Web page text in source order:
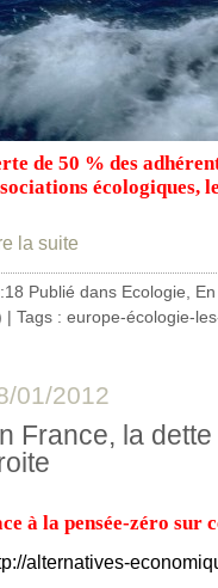
de 50 % des
écologiques,
la suite
Publié dans Ecologie,
| Tags : europe-écologie-
01/2012
France, la
à la pensée-zéro sur
alternatives-